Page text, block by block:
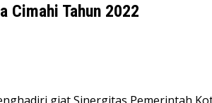
Cimahi Tahun 2022